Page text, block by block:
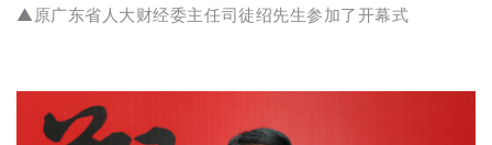
页
艺
▲原广东省人大财经委主任司徒绍先生参加了开幕式